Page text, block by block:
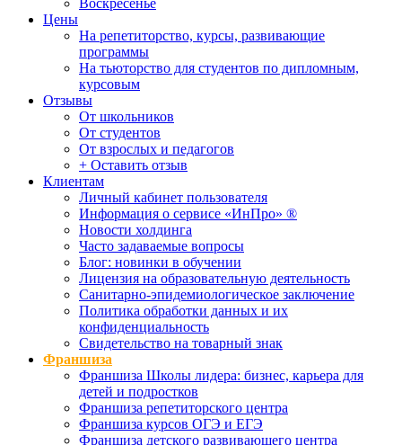
Воскресенье
Цены
На репетиторство, курсы, развивающие
программы
На тьюторство для студентов по дипломным,
курсовым
Отзывы
От школьников
От студентов
От взрослых и педагогов
+ Оставить отзыв
Клиентам
Личный кабинет пользователя
Информация о сервисе «ИнПро» ®
Новости холдинга
Часто задаваемые вопросы
Блог: новинки в обучении
Лицензия на образовательную деятельность
Санитарно-эпидемиологическое заключение
Политика обработки данных и их
конфиденциальность
Свидетельство на товарный знак
Франшиза
Франшиза Школы лидера: бизнес, карьера для
детей и подростков
Франшиза репетиторского центра
Франшиза курсов ОГЭ и ЕГЭ
Франшиза детского развивающего центра